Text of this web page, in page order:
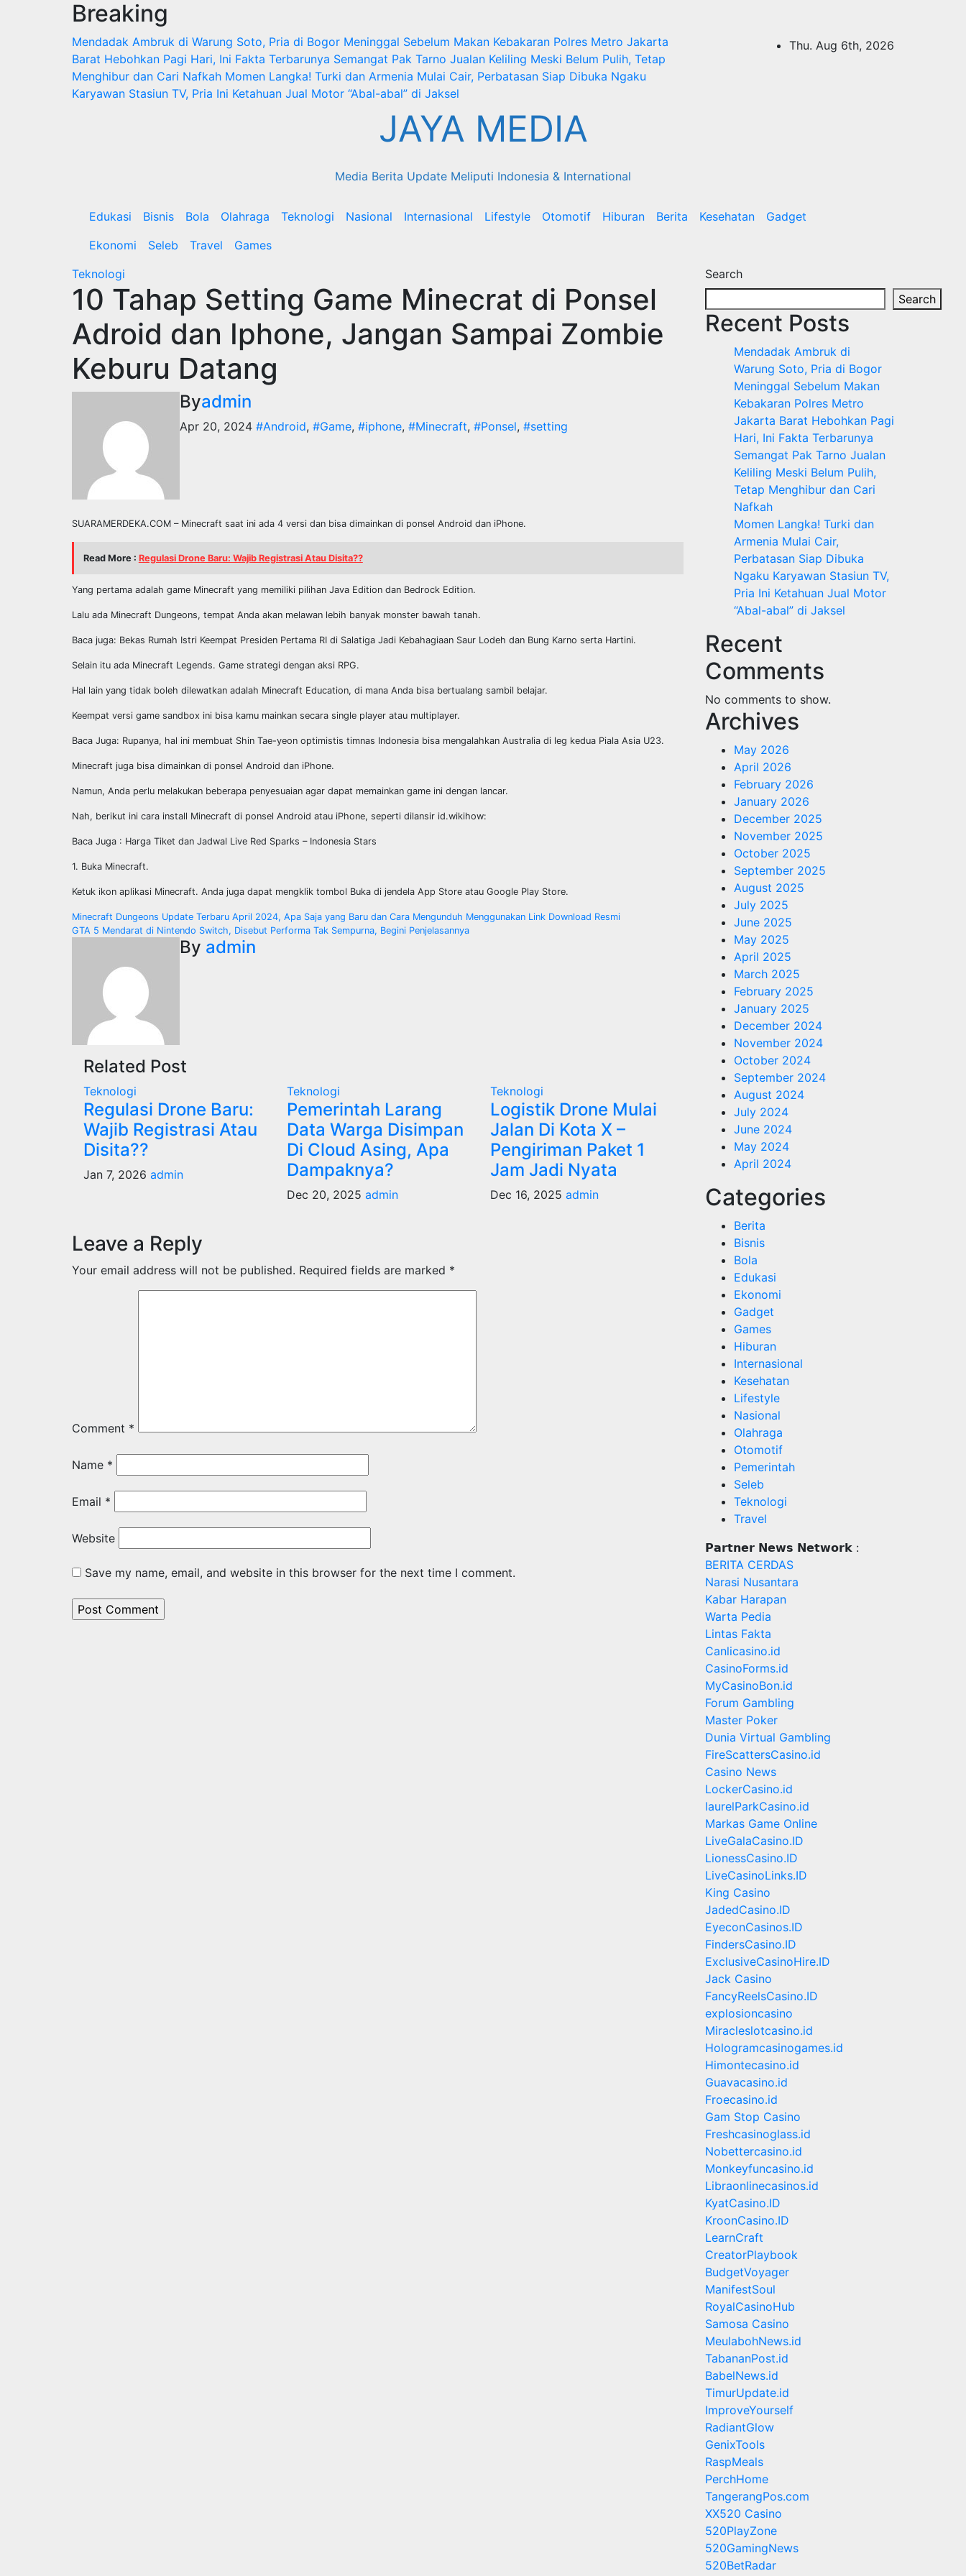
Breaking
Mendadak Ambruk di Warung Soto, Pria di Bogor Meninggal Sebelum Makan Kebakaran Polres Metro Jakarta
Barat Hebohkan Pagi Hari, Ini Fakta Terbarunya Semangat Pak Tarno Jualan Keliling Meski Belum Pulih, Tetap
Menghibur dan Cari Nafkah Momen Langka! Turki dan Armenia Mulai Cair, Perbatasan Siap Dibuka Ngaku
Karyawan Stasiun TV, Pria Ini Ketahuan Jual Motor “Abal-abal” di Jaksel
Thu. Aug 6th, 2026
JAYA MEDIA
Media Berita Update Meliputi Indonesia & International
Edukasi Bisnis Bola Olahraga Teknologi Nasional Internasional Lifestyle Otomotif Hiburan Berita Kesehatan
Gadget
Ekonomi
Seleb Travel
Games
Teknologi
10 Tahap Setting Game Minecrat di Ponsel
Adroid dan Iphone, Jangan Sampai Zombie
Keburu Datang
Byadmin
Apr 20, 2024 #Android, #Game, #iphone, #Minecraft, #Ponsel, #setting
SUARAMERDEKA.COM – Minecraft saat ini ada 4 versi dan bisa dimainkan di ponsel Android dan iPhone.
Read More : Regulasi Drone Baru: Wajib Registrasi Atau Disita??
Yang pertama adalah game Minecraft yang memiliki pilihan Java Edition dan Bedrock Edition.
Lalu ada Minecraft Dungeons, tempat Anda akan melawan lebih banyak monster bawah tanah.
Baca juga: Bekas Rumah Istri Keempat Presiden Pertama RI di Salatiga Jadi Kebahagiaan Saur Lodeh dan Bung Karno serta Hartini.
Selain itu ada Minecraft Legends. Game strategi dengan aksi RPG.
Hal lain yang tidak boleh dilewatkan adalah Minecraft Education, di mana Anda bisa bertualang sambil belajar.
Keempat versi game sandbox ini bisa kamu mainkan secara single player atau multiplayer.
Baca Juga: Rupanya, hal ini membuat Shin Tae-yeon optimistis timnas Indonesia bisa mengalahkan Australia di leg kedua Piala Asia U23.
Minecraft juga bisa dimainkan di ponsel Android dan iPhone.
Namun, Anda perlu melakukan beberapa penyesuaian agar dapat memainkan game ini dengan lancar.
Nah, berikut ini cara install Minecraft di ponsel Android atau iPhone, seperti dilansir id.wikihow:
Baca Juga : Harga Tiket dan Jadwal Live Red Sparks – Indonesia Stars
1. Buka Minecraft.
Ketuk ikon aplikasi Minecraft. Anda juga dapat mengklik tombol Buka di jendela App Store atau Google Play Store.
Post
navigation
Minecraft Dungeons Update Terbaru April 2024, Apa Saja yang Baru dan Cara Mengunduh Menggunakan Link Download Resmi
GTA 5 Mendarat di Nintendo Switch, Disebut Performa Tak Sempurna, Begini Penjelasannya
By admin
Related Post
Teknologi
Regulasi Drone Baru:
Wajib Registrasi Atau
Disita??
Jan 7, 2026 admin
Teknologi
Pemerintah Larang
Data Warga Disimpan
Di Cloud Asing, Apa
Dampaknya?
Dec 20, 2025 admin
Teknologi
Logistik Drone Mulai
Jalan Di Kota X –
Pengiriman Paket 1
Jam Jadi Nyata
Dec 16, 2025 admin
Leave a Reply
Your email address will not be published. Required fields are marked *
Comment *
Name *
Email *
Website
Save my name, email, and website in this browser for the next time I comment.
Search
Search
Recent Posts
Mendadak Ambruk di
Warung Soto, Pria di Bogor
Meninggal Sebelum Makan
Kebakaran Polres Metro
Jakarta Barat Hebohkan Pagi
Hari, Ini Fakta Terbarunya
Semangat Pak Tarno Jualan
Keliling Meski Belum Pulih,
Tetap Menghibur dan Cari
Nafkah
Momen Langka! Turki dan
Armenia Mulai Cair,
Perbatasan Siap Dibuka
Ngaku Karyawan Stasiun TV,
Pria Ini Ketahuan Jual Motor
“Abal-abal” di Jaksel
Recent
Comments
No comments to show.
Archives
May 2026
April 2026
February 2026
January 2026
December 2025
November 2025
October 2025
September 2025
August 2025
July 2025
June 2025
May 2025
April 2025
March 2025
February 2025
January 2025
December 2024
November 2024
October 2024
September 2024
August 2024
July 2024
June 2024
May 2024
April 2024
Categories
Berita
Bisnis
Bola
Edukasi
Ekonomi
Gadget
Games
Hiburan
Internasional
Kesehatan
Lifestyle
Nasional
Olahraga
Otomotif
Pemerintah
Seleb
Teknologi
Travel
𝗣𝗮𝗿𝘁𝗻𝗲𝗿 𝗡𝗲𝘄𝘀 𝗡𝗲𝘁𝘄𝗼𝗿𝗸 :
BERITA CERDAS
Narasi Nusantara
Kabar Harapan
Warta Pedia
Lintas Fakta
Canlicasino.id
CasinoForms.id
MyCasinoBon.id
Forum Gambling
Master Poker
Dunia Virtual Gambling
FireScattersCasino.id
Casino News
LockerCasino.id
laurelParkCasino.id
Markas Game Online
LiveGalaCasino.ID
LionessCasino.ID
LiveCasinoLinks.ID
King Casino
JadedCasino.ID
EyeconCasinos.ID
FindersCasino.ID
ExclusiveCasinoHire.ID
Jack Casino
FancyReelsCasino.ID
explosioncasino
Miracleslotcasino.id
Hologramcasinogames.id
Himontecasino.id
Guavacasino.id
Froecasino.id
Gam Stop Casino
Freshcasinoglass.id
Nobettercasino.id
Monkeyfuncasino.id
Libraonlinecasinos.id
KyatCasino.ID
KroonCasino.ID
LearnCraft
CreatorPlaybook
BudgetVoyager
ManifestSoul
RoyalCasinoHub
Samosa Casino
MeulabohNews.id
TabananPost.id
BabelNews.id
TimurUpdate.id
ImproveYourself
RadiantGlow
GenixTools
RaspMeals
PerchHome
TangerangPos.com
XX520 Casino
520PlayZone
520GamingNews
520BetRadar